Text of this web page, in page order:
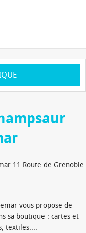
11 Route de Grenoble
vous propose de
sa boutique : cartes et
textiles....